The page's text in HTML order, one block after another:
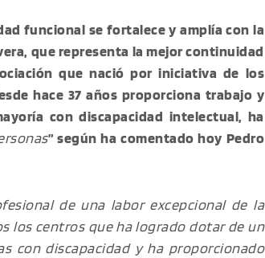
funcional se fortalece y amplía con la
que representa la mejor continuidad
que nació por iniciativa de los
hace 37 años proporciona trabajo y
con discapacidad intelectual, ha
” según ha comentado hoy Pedro
de una labor excepcional de la
los centros que ha logrado dotar de un
con discapacidad y ha proporcionado